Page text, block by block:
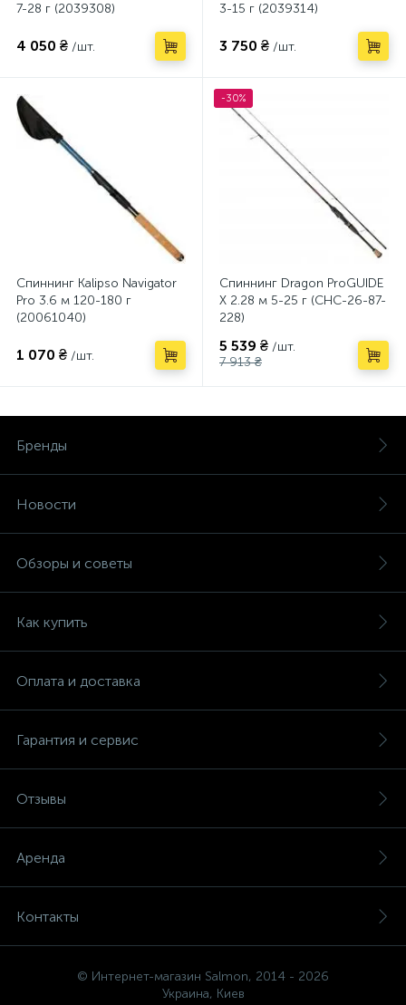
7-28 г (2039308)
4 050 ₴ /шт.
3-15 г (2039314)
3 750 ₴ /шт.
Спиннинг Kalipso Navigator
Pro 3.6 м 120-180 г
(20061040)
1 070 ₴ /шт.
-30%
Спиннинг Dragon ProGUIDE
X 2.28 м 5-25 г (CHC-26-87-
228)
5 539 ₴ /шт.
7 913 ₴
Бренды
Новости
Обзоры и советы
Как купить
Оплата и доставка
Гарантия и сервис
Отзывы
Аренда
Контакты
© Интернет-магазин Salmon, 2014 - 2026
Украина, Киев